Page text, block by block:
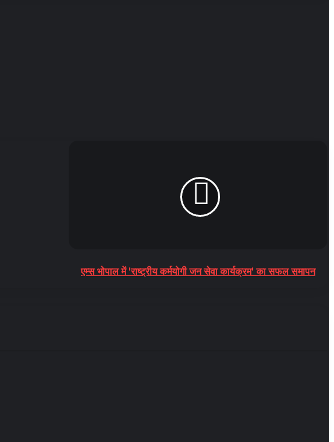
एम्स भोपाल में 'राष्ट्रीय कर्मयोगी जन सेवा कार्यक्रम' का सफल समापन